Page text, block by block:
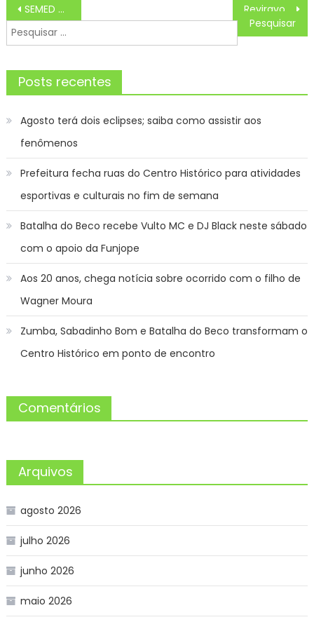
Navegação
de
Post
SEMED dá início à Jornada Pedagógica com encontro de planejamento e integração – CGNotícias
Pesquisar
por:
Posts recentes
Agosto terá dois eclipses; saiba como assistir aos
fenômenos
Prefeitura fecha ruas do Centro Histórico para atividades
esportivas e culturais no fim de semana
Batalha do Beco recebe Vulto MC e DJ Black neste sábado
com o apoio da Funjope
Aos 20 anos, chega notícia sobre ocorrido com o filho de
Wagner Moura
Zumba, Sabadinho Bom e Batalha do Beco transformam o
Centro Histórico em ponto de encontro
Comentários
Arquivos
agosto 2026
julho 2026
junho 2026
maio 2026